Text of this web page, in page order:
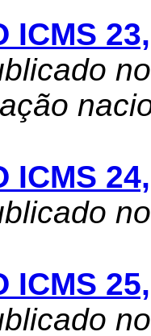
ICMS
ICMS
ICMS